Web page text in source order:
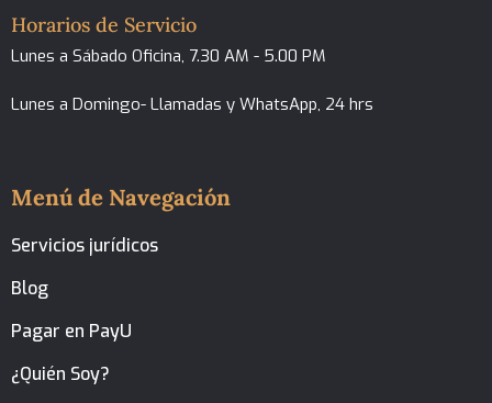
Horarios de Servicio
Lunes a Sábado Oficina, 7.30 AM - 5.00 PM
Lunes a Domingo- Llamadas y WhatsApp, 24 hrs
Menú de Navegación
Servicios jurídicos
Blog
Pagar en PayU
¿Quién Soy?